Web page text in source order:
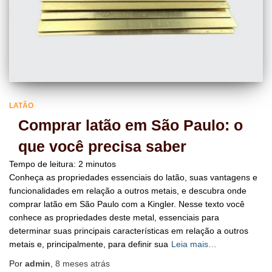
LATÃO
Comprar latão em São Paulo: o
que você precisa saber
Tempo de leitura: 2 minutos
Conheça as propriedades essenciais do latão, suas vantagens e
funcionalidades em relação a outros metais, e descubra onde
comprar latão em São Paulo com a Kingler. Nesse texto você
conhece as propriedades deste metal, essenciais para
determinar suas principais características em relação a outros
metais e, principalmente, para definir sua Leia mais…
Por admin 8 meses atrás